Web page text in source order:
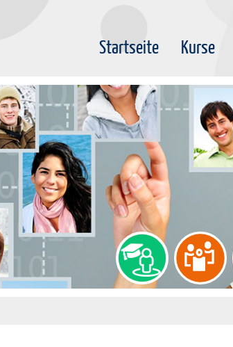
Startseite Kurse